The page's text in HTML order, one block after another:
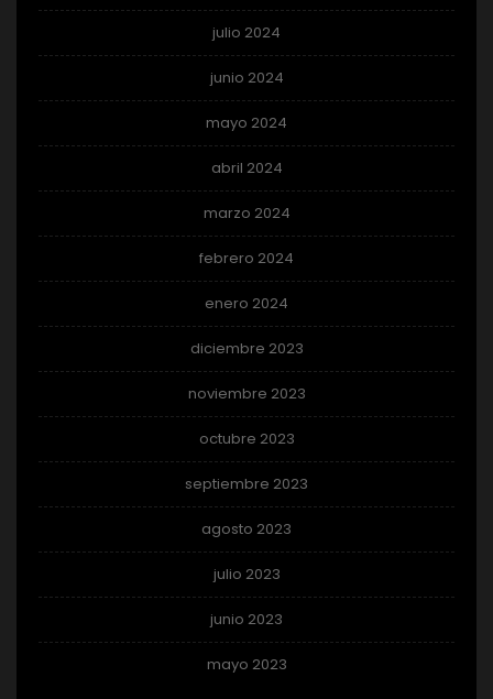
julio 2024
junio 2024
mayo 2024
abril 2024
marzo 2024
febrero 2024
enero 2024
diciembre 2023
noviembre 2023
octubre 2023
septiembre 2023
agosto 2023
julio 2023
junio 2023
mayo 2023